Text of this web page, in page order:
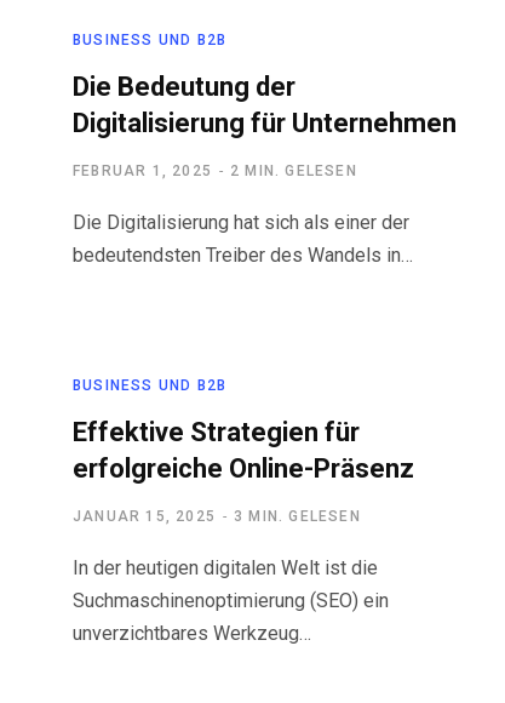
BUSINESS UND B2B
Die Bedeutung der
Digitalisierung für Unternehmen
FEBRUAR 1, 2025 2 MIN. GELESEN
Die Digitalisierung hat sich als einer der
bedeutendsten Treiber des Wandels in…
BUSINESS UND B2B
Effektive Strategien für
erfolgreiche Online-Präsenz
JANUAR 15, 2025 3 MIN. GELESEN
In der heutigen digitalen Welt ist die
Suchmaschinenoptimierung (SEO) ein
unverzichtbares Werkzeug…